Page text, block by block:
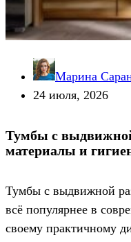
Марина
24 июля, 2026
Тумбы с
материалы и
Тумбы с выдвижной
всё популярнее в
своему практичному